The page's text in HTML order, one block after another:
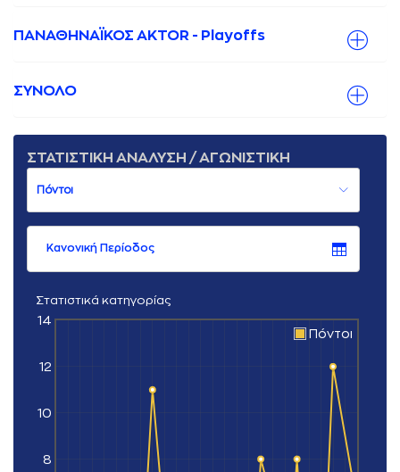
ΠΑΝΑΘΗΝΑΪΚΟΣ AKTOR - Playoffs
ΣΥΝΟΛΟ
ΣΤΑΤΙΣΤΙΚΗ ΑΝΑΛΥΣΗ / ΑΓΩΝΙΣΤΙΚΗ
Κανονική Περίοδος
Στατιστικά κατηγορίας
8
10
12
14
Πόντοι